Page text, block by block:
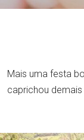
Mais uma festa
caprichou